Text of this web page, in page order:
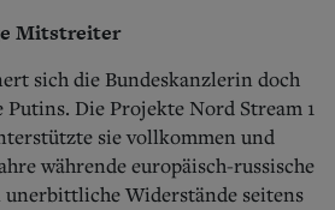
Mitstreiter
sich die Bundeskanzlerin doch
Putins. Die Projekte Nord Stream 1
sie vollkommen und
währende europäisch-russische
unerbittliche Widerstände seitens